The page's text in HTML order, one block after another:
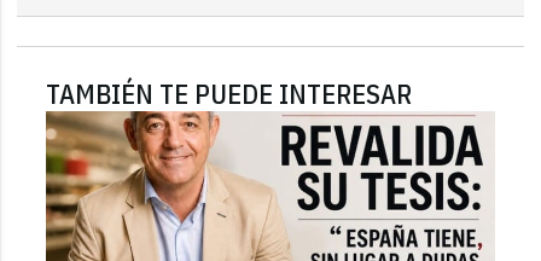
TAMBIÉN TE PUEDE INTERESAR